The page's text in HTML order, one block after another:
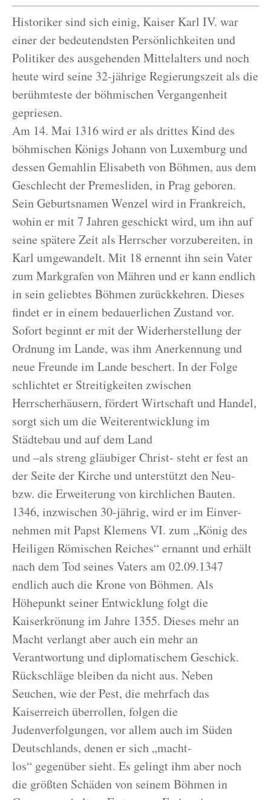
Historiker sind sich einig, Kaiser Karl IV. war
einer der bedeutendsten Persönlichkeiten und
Politiker des ausgehenden Mittelalters und noch
heute wird seine 32-jährige Regierungszeit als die
berühmteste der böhmischen Vergangenheit
gepriesen.
Am 14. Mai 1316 wird er als drittes Kind des
böhmischen Königs Johann von Luxemburg und
dessen Gemahlin Elisabeth von Böhmen, aus dem
Geschlecht der Premesliden, in Prag geboren.
Sein Geburtsnamen Wenzel wird in Frankreich,
wohin er mit 7 Jahren geschickt wird, um ihn auf
seine spätere Zeit als Herrscher vorzubereiten, in
Karl umgewandelt. Mit 18 ernennt ihn sein Vater
zum Markgrafen von Mähren und er kann endlich
in sein geliebtes Böhmen zurückkehren. Dieses
findet er in einem bedauerlichen Zustand vor.
Sofort beginnt er mit der Widerherstellung der
Ordnung im Lande, was ihm Anerkennung und
neue Freunde im Lande beschert. In der Folge
schlichtet er Streitigkeiten zwischen
Herrscherhäusern, fördert Wirtschaft und Handel,
sorgt sich um die Weiterentwicklung im
Städtebau und auf dem Land
und –als streng gläubiger Christ- steht er fest an
der Seite der Kirche und unterstützt den Neu-
bzw. die Erweiterung von kirchlichen Bauten.
1346, inzwischen 30-jährig, wird er im Einver-
nehmen mit Papst Klemens VI. zum „König des
Heiligen Römischen Reiches“ ernannt und erhält
nach dem Tod seines Vaters am 02.09.1347
endlich auch die Krone von Böhmen. Als
Höhepunkt seiner Entwicklung folgt die
Kaiserkrönung im Jahre 1355. Dieses mehr an
Macht verlangt aber auch ein mehr an
Verantwortung und diplomatischem Geschick.
Rückschläge bleiben da nicht aus. Neben
Seuchen, wie der Pest, die mehrfach das
Kaiserreich überrollen, folgen die
Judenverfolgungen, vor allem auch im Süden
Deutschlands, denen er sich „macht-
los“ gegenüber sieht. Es gelingt ihm aber noch
die größten Schäden von seinem Böhmen in